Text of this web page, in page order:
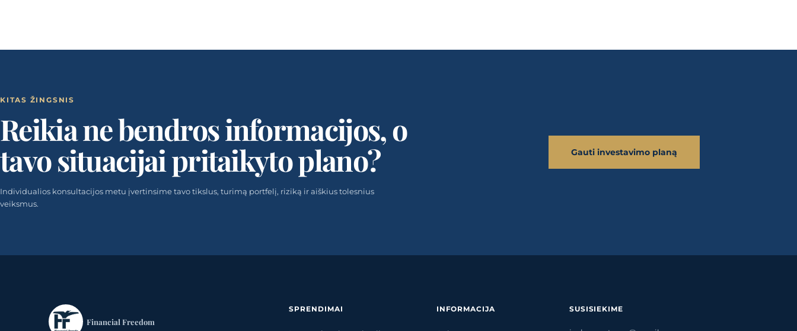
KITAS ŽINGSNIS
Reikia ne bendros informacijos, o
tavo situacijai pritaikyto plano?
Individualios konsultacijos metu įvertinsime tavo tikslus, turimą portfelį, riziką ir aiškius tolesnius
veiksmus.
Gauti investavimo planą
Financial Freedom
SPRENDIMAI INFORMACIJA SUSISIEKIME